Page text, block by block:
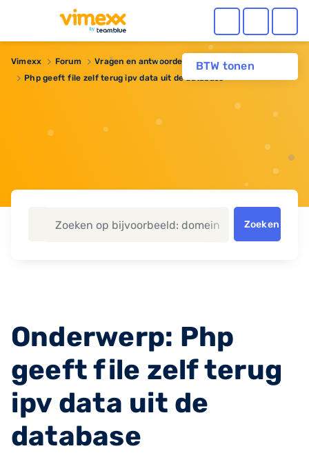
BTW tonen
Vimexx Forum Vragen en antwoorden
Webhosting
Php geeft file zelf terug ipv data uit de database
Zoeken
Onderwerp: Php
geeft file zelf terug
ipv data uit de
database